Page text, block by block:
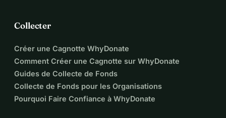
Collecter
Créer une Cagnotte WhyDonate
Comment Créer une Cagnotte sur WhyDonate
Guides de Collecte de Fonds
Collecte de Fonds pour les Organisations
Pourquoi Faire Confiance à WhyDonate